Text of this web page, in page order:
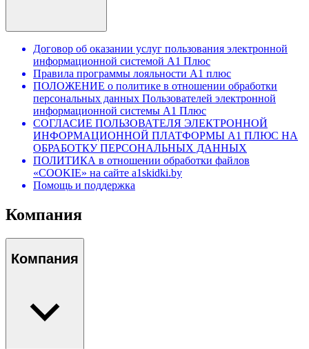
Договор об оказании услуг пользования электронной
информационной системой А1 Плюс
Правила программы лояльности А1 плюс
ПОЛОЖЕНИЕ о политике в отношении обработки
персональных данных Пользователей электронной
информационной системы А1 Плюс
СОГЛАСИЕ ПОЛЬЗОВАТЕЛЯ ЭЛЕКТРОННОЙ
ИНФОРМАЦИОННОЙ ПЛАТФОРМЫ А1 ПЛЮС НА
ОБРАБОТКУ ПЕРСОНАЛЬНЫХ ДАННЫХ
ПОЛИТИКА в отношении обработки файлов
«COOKIE» на сайте a1skidki.by
Помощь и поддержка
Компания
Компания